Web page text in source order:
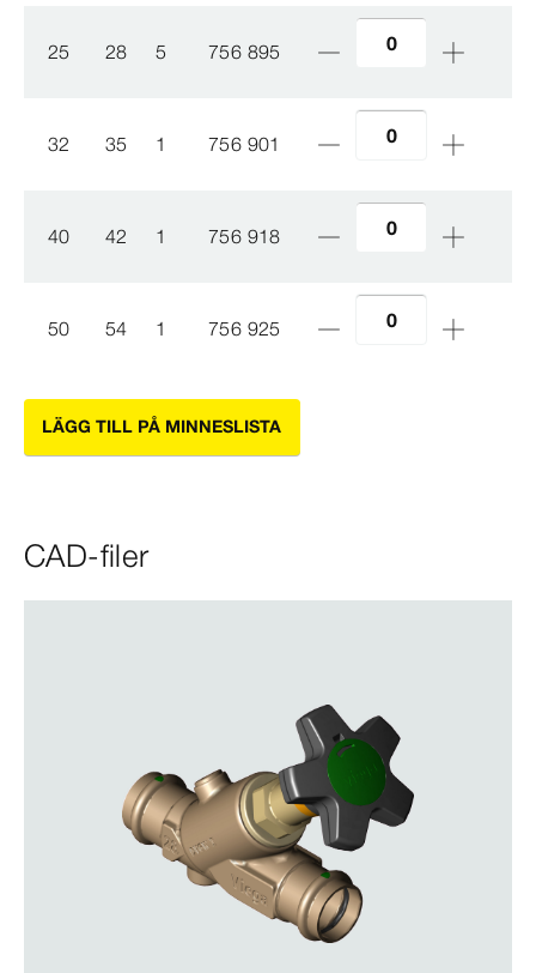
25 28 5 756 895
32 35 1 756 901
40 42 1 756 918
50 54 1 756 925
LÄGG TILL PÅ MINNESLISTA
CAD-filer